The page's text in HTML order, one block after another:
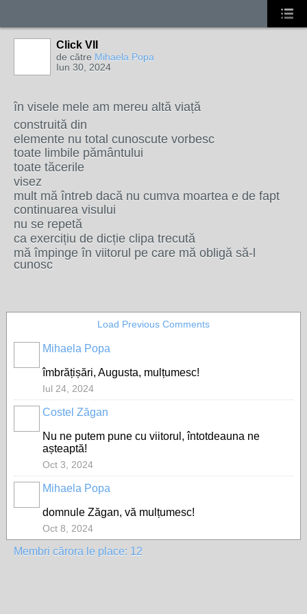
Click VII
de către Mihaela Popa
Iun 30, 2024
în visele mele am mereu altă viață
construită din
elemente nu total cunoscute vorbesc
toate limbile pământului
toate tăcerile
visez
mult mă întreb dacă nu cumva moartea e de fapt
continuarea visului
nu se repetă
ca exercițiu de dicție clipa trecută
mă împinge în viitorul pe care mă obligă să-l
cunosc
Load Previous Comments
Mihaela Popa
îmbrățișări, Augusta, mulțumesc!
Iul 24, 2024
Costel Zăgan
Nu ne putem pune cu viitorul, întotdeauna ne
așteaptă!
Oct 3, 2024
Mihaela Popa
domnule Zăgan, vă mulțumesc!
Oct 8, 2024
Membri cărora le place: 12